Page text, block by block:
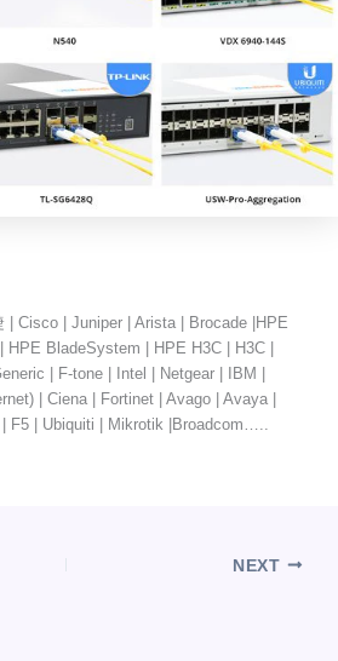
| Cisco | Juniper | Arista | Brocade |HPE
HPE BladeSystem | HPE H3C | H3C |
| F-tone | Intel | Netgear | IBM |
| Ciena | Fortinet | Avago | Avaya |
F5 | Ubiquiti | Mikrotik |Broadcom…..
NEXT